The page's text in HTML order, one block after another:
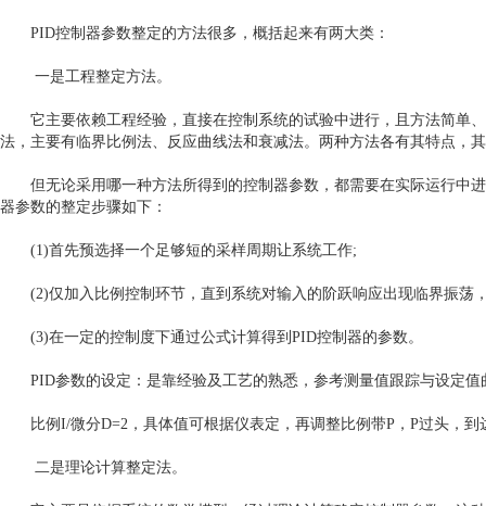
PID控制器参数整定的方法很多，概括起来有两大类：
一是工程整定方法。
它主要依赖工程经验，直接在控制系统的试验中进行，且方法简单
法，主要有临界比例法、反应曲线法和衰减法。两种方法各有其特点，
但无论采用哪一种方法所得到的控制器参数，都需要在实际运行中
器参数的整定步骤如下：
(1)首先预选择一个足够短的采样周期让系统工作;
(2)仅加入比例控制环节，直到系统对输入的阶跃响应出现临界振荡
(3)在一定的控制度下通过公式计算得到PID控制器的参数。
PID参数的设定：是靠经验及工艺的熟悉，参考测量值跟踪与设定值
比例I/微分D=2，具体值可根据仪表定，再调整比例带P，P过头，
二是理论计算整定法。